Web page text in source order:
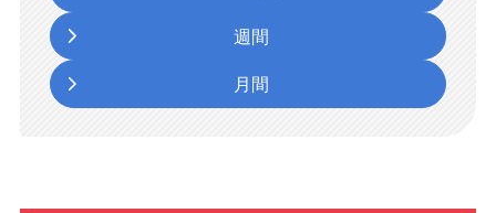
週間
月間